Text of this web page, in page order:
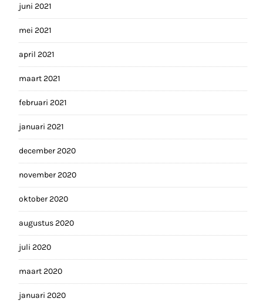
juni 2021
mei 2021
april 2021
maart 2021
februari 2021
januari 2021
december 2020
november 2020
oktober 2020
augustus 2020
juli 2020
maart 2020
januari 2020